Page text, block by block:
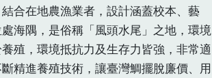
合在地農漁業者，設計涵蓋校本、藝
海隅，是俗稱「風頭水尾」之地，環境
殖，環境抵抗力及生存力皆強，非常適
精進養殖技術，讓臺灣鯛擺脫廉價、用